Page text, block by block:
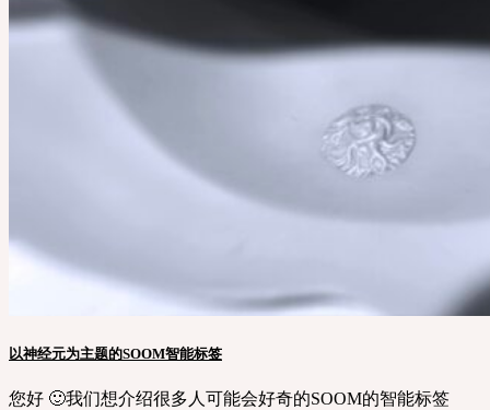
以神经元为主题的SOOM智能标签
您好 🙂我们想介绍很多人可能会好奇的SOOM的智能标签